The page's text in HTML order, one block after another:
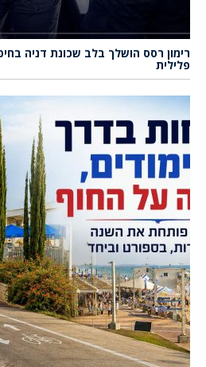
רימון רסס הושלך בלב שכונת דניה
פלילית